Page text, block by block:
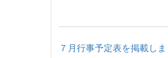
７月行事予定表を掲載し